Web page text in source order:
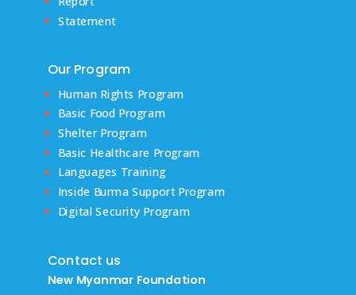
Statement
Our Program
Human Rights Program
Basic Food Program
Shelter Program
Basic Healthcare Program
Languages Training
Inside Burma Support Program
Digital Security Program
Contact us
New Myanmar Foundation